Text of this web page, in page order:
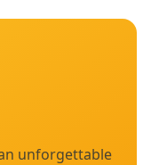
unforgettable